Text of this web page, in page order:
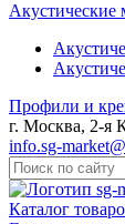
Акустические
Профили и
г. Москва, 2-я
info.sg-
Каталог